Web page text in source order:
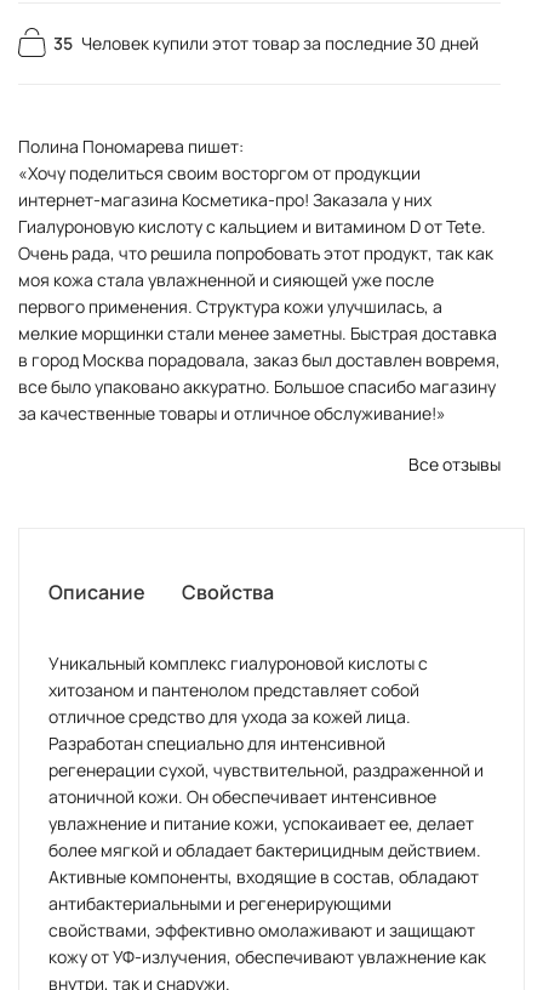
35 Человек купили этот товар за последние 30 дней
Полина Пономарева пишет:
«Хочу поделиться своим восторгом от продукции
интернет-магазина Косметика-про! Заказала у них
Гиалуроновую кислоту с кальцием и витамином D от Tete.
Очень рада, что решила попробовать этот продукт, так как
моя кожа стала увлажненной и сияющей уже после
первого применения. Структура кожи улучшилась, а
мелкие морщинки стали менее заметны. Быстрая доставка
в город Москва порадовала, заказ был доставлен вовремя,
все было упаковано аккуратно. Большое спасибо магазину
за качественные товары и отличное обслуживание!»
Все отзывы
Описание Свойства
Уникальный комплекс гиалуроновой кислоты с
хитозаном и пантенолом представляет собой
отличное средство для ухода за кожей лица.
Разработан специально для интенсивной
регенерации сухой, чувствительной, раздраженной и
атоничной кожи. Он обеспечивает интенсивное
увлажнение и питание кожи, успокаивает ее, делает
более мягкой и обладает бактерицидным действием.
Активные компоненты, входящие в состав, обладают
антибактериальными и регенерирующими
свойствами, эффективно омолаживают и защищают
кожу от УФ-излучения, обеспечивают увлажнение как
внутри, так и снаружи.